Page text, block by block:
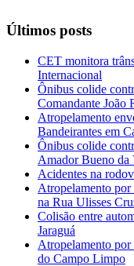
Últimos posts
CET monitora
Internacional
Ônibus colide
Comandante João
Atropelamento
Bandeirantes em
Ônibus colide
Amador Bueno da
Acidentes na
Atropelamento
na Rua Ulisses
Colisão entre
Jaraguá
Atropelamento por
do Campo Limpo